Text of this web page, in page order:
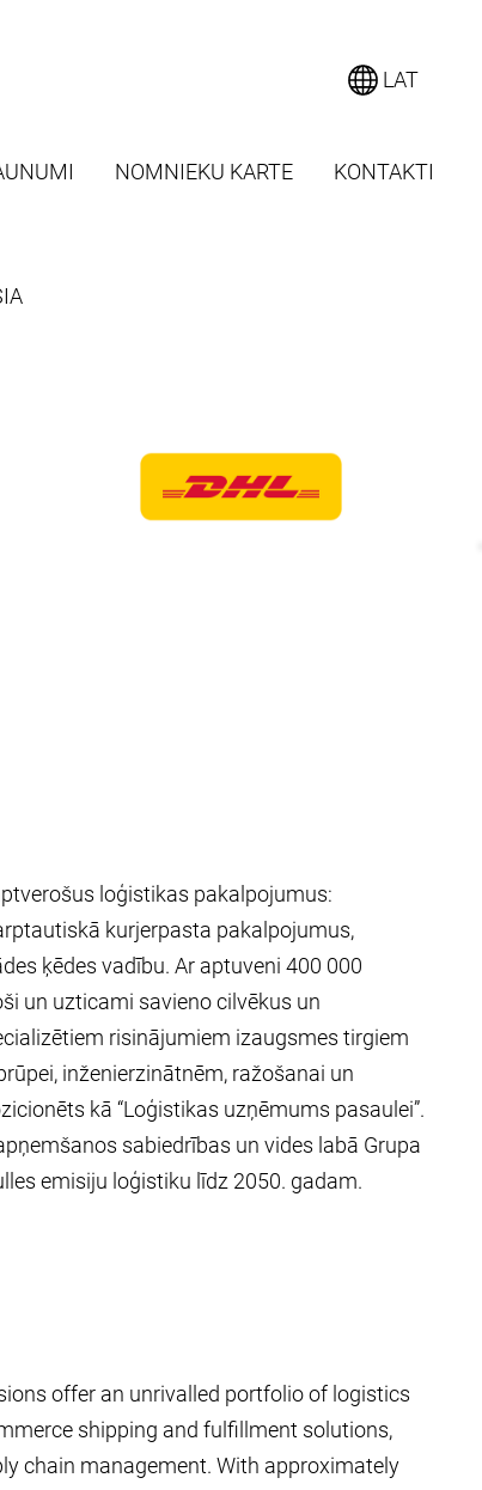
NOMNIEKU KARTE KONTAKTI
LAT
loģistikas pakalpojumus:
kurjerpasta pakalpojumus,
ķēdes vadību. Ar aptuveni 400 000
un uzticami savieno cilvēkus un
risinājumiem izaugsmes tirgiem
inženierzinātnēm, ražošanai un
kā “Loģistikas uzņēmums pasaulei”.
sabiedrības un vides labā Grupa
emisiju loģistiku līdz 2050. gadam.
offer an unrivalled portfolio of logistics
shipping and fulfillment solutions,
chain management. With approximately